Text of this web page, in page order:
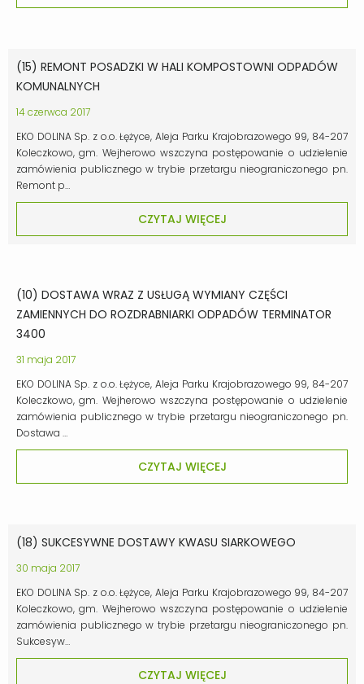
(15) REMONT POSADZKI W HALI KOMPOSTOWNI ODPADÓW
KOMUNALNYCH
14 czerwca 2017
EKO DOLINA Sp. z o.o. Łężyce, Aleja Parku Krajobrazowego 99, 84-207
Koleczkowo, gm. Wejherowo wszczyna postępowanie o udzielenie
zamówienia publicznego w trybie przetargu nieograniczonego pn.
Remont p…
CZYTAJ WIĘCEJ
(10) DOSTAWA WRAZ Z USŁUGĄ WYMIANY CZĘŚCI
ZAMIENNYCH DO ROZDRABNIARKI ODPADÓW TERMINATOR
3400
31 maja 2017
EKO DOLINA Sp. z o.o. Łężyce, Aleja Parku Krajobrazowego 99, 84-207
Koleczkowo, gm. Wejherowo wszczyna postępowanie o udzielenie
zamówienia publicznego w trybie przetargu nieograniczonego pn.
Dostawa …
CZYTAJ WIĘCEJ
(18) SUKCESYWNE DOSTAWY KWASU SIARKOWEGO
30 maja 2017
EKO DOLINA Sp. z o.o. Łężyce, Aleja Parku Krajobrazowego 99, 84-207
Koleczkowo, gm. Wejherowo wszczyna postępowanie o udzielenie
zamówienia publicznego w trybie przetargu nieograniczonego pn.
Sukcesyw…
CZYTAJ WIĘCEJ